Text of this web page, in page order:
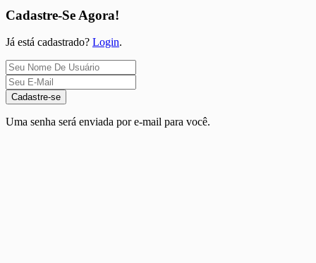
Cadastre-Se Agora!
Já está cadastrado? Login.
Cadastre-se
Uma senha será enviada por e-mail para você.